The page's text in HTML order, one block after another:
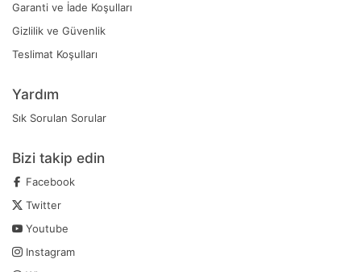
Garanti ve İade Koşulları
Gizlilik ve Güvenlik
Teslimat Koşulları
Yardım
Sık Sorulan Sorular
Bizi takip edin
Facebook
Twitter
Youtube
Instagram